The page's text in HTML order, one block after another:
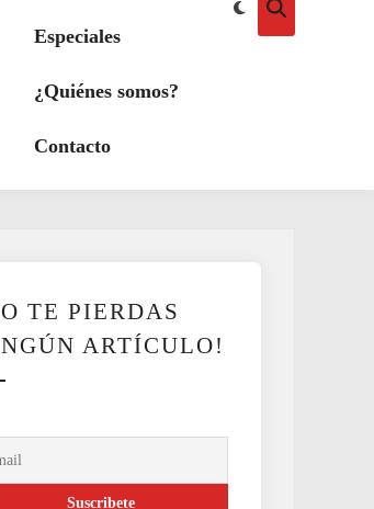
Especiales
¿Quiénes somos?
Contacto
Cambiar
Abrir
búsqueda
TE PIERDAS
ARTÍCULO!